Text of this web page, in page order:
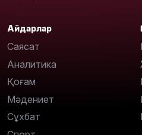
Айдарлар
Саясат
Аналитика
Қоғам
Мәдениет
Сұхбат